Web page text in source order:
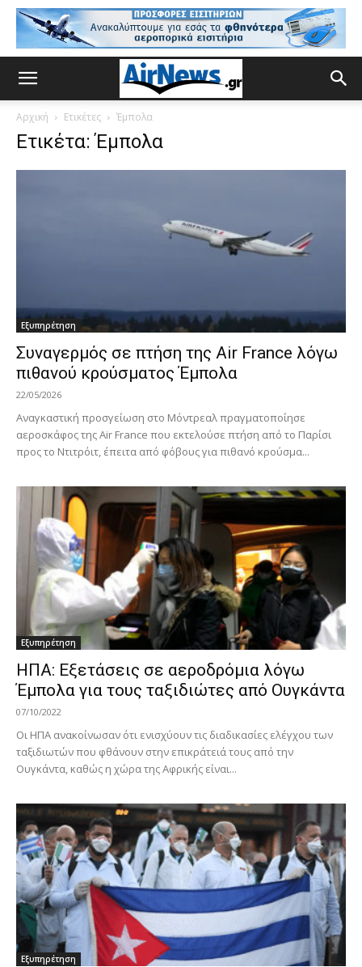
Αρχική Ετικέτες Έμπολα
Ετικέτα: Έμπολα
Εξυπηρέτηση
Συναγερμός σε πτήση της Air France λόγω
πιθανού κρούσματος Έμπολα
22/05/2026
Αναγκαστική προσγείωση στο Μόντρεαλ πραγματοποίησε
αεροσκάφος της Air France που εκτελούσε πτήση από το Παρίσι
προς το Ντιτρόιτ, έπειτα από φόβους για πιθανό κρούσμα...
Εξυπηρέτηση
ΗΠΑ: Εξετάσεις σε αεροδρόμια λόγω
Έμπολα για τους ταξιδιώτες από Ουγκάντα
07/10/2022
Οι ΗΠΑ ανακοίνωσαν ότι ενισχύουν τις διαδικασίες ελέγχου των
ταξιδιωτών που φθάνουν στην επικράτειά τους από την
Ουγκάντα, καθώς η χώρα της Αφρικής είναι...
Εξυπηρέτηση